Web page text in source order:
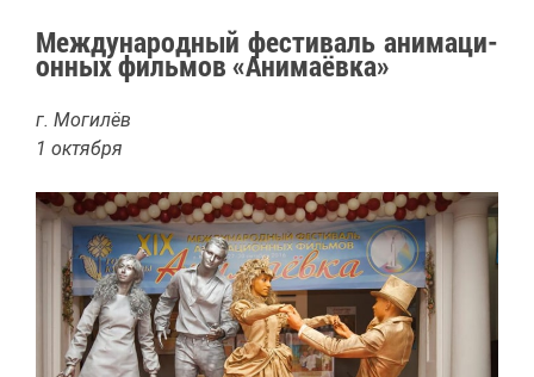
Меж­ду­на­род­ный фе­сти­валь ани­ма­ци­
он­ных филь­мов «Ани­ма­ёв­ка»
г. Мо­ги­лёв
1 ок­тяб­ря